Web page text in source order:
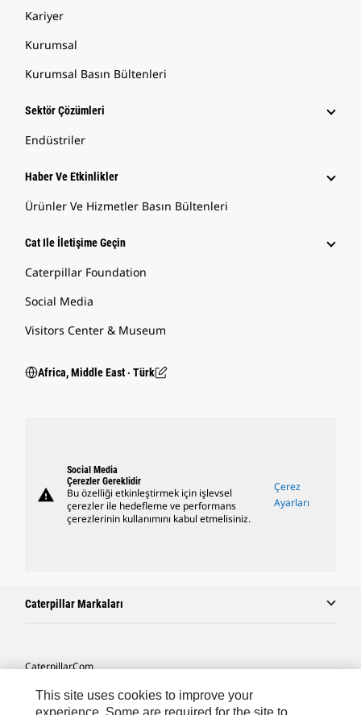
Kariyer
Kurumsal
Kurumsal Basın Bültenleri
Sektör Çözümleri
Endüstriler
Haber Ve Etkinlikler
Ürünler Ve Hizmetler Basın Bültenleri
Cat Ile İletişime Geçin
Caterpillar Foundation
Social Media
Visitors Center & Museum
Africa, Middle East ‧ Türk
warning
Social Media
Çerezler Gereklidir
Bu özelliği etkinleştirmek için işlevsel
çerezler ile hedefleme ve performans
çerezlerinin kullanımını kabul etmelisiniz.
Çerez
Ayarları
Caterpillar Markaları
Caterpillar.com
Caterpillar Müşteri Hizmetleri Ve Iletişim
This site uses cookies to improve your
experience. Some are required for the site to